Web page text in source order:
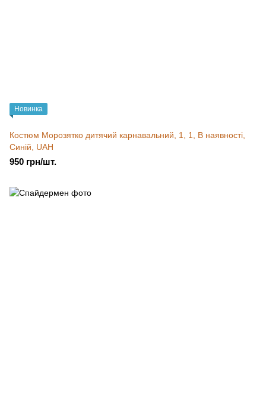
Новинка
Костюм Морозятко дитячий карнавальний, 1, 1, В наявності,
Синій, UAH
950 грн/шт.